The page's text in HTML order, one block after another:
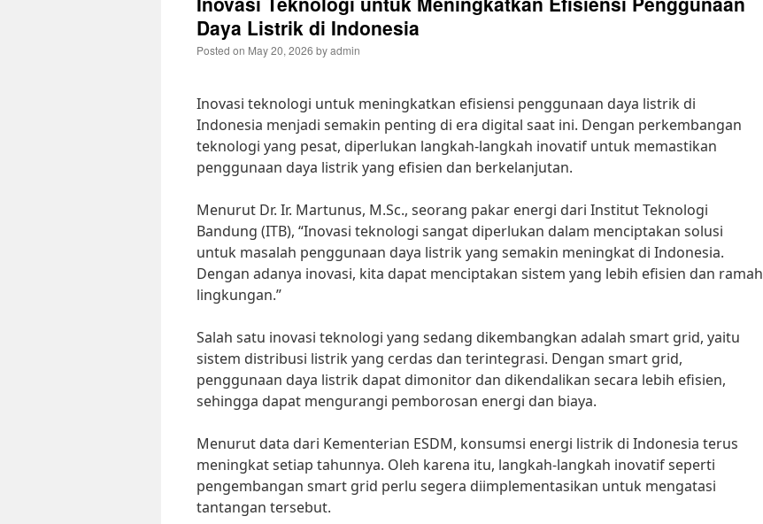
Daya Listrik di Indonesia
Posted on May 20, 2026 byadmin
Inovasi teknologi untuk meningkatkan efisiensi penggunaan daya listrik di
Indonesia menjadi semakin penting di era digital saat ini. Dengan perkembangan
teknologi yang pesat, diperlukan langkah-langkah inovatif untuk memastikan
penggunaan daya listrik yang efisien dan berkelanjutan.
Menurut Dr. Ir. Martunus, M.Sc., seorang pakar energi dari Institut Teknologi
Bandung (ITB), “Inovasi teknologi sangat diperlukan dalam menciptakan solusi
untuk masalah penggunaan daya listrik yang semakin meningkat di Indonesia.
Dengan adanya inovasi, kita dapat menciptakan sistem yang lebih efisien dan ramah
lingkungan.”
Salah satu inovasi teknologi yang sedang dikembangkan adalah smart grid, yaitu
sistem distribusi listrik yang cerdas dan terintegrasi. Dengan smart grid,
penggunaan daya listrik dapat dimonitor dan dikendalikan secara lebih efisien,
sehingga dapat mengurangi pemborosan energi dan biaya.
Menurut data dari Kementerian ESDM, konsumsi energi listrik di Indonesia terus
meningkat setiap tahunnya. Oleh karena itu, langkah-langkah inovatif seperti
pengembangan smart grid perlu segera diimplementasikan untuk mengatasi
tantangan tersebut.